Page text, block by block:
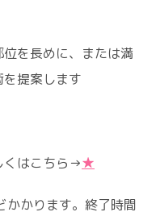
を長めに、または満
提案します
くはこちら→★
かります。終了時間